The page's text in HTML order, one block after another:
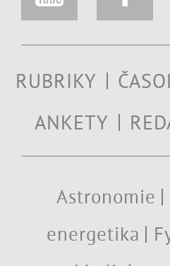
RUBRIKY
ANKETY
Astronomie
energetika